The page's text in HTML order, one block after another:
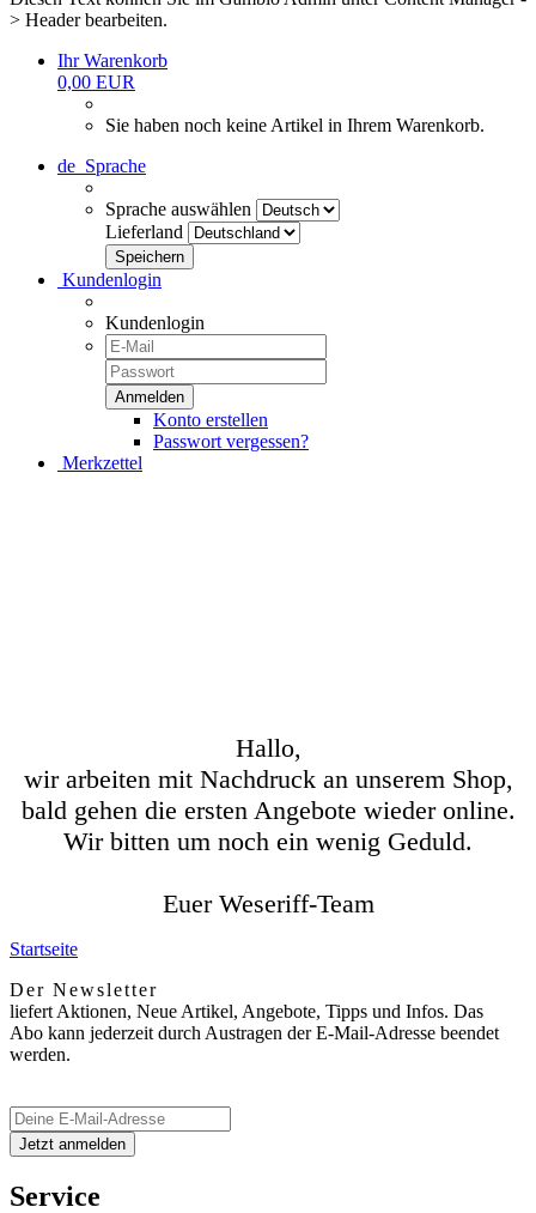
> Header bearbeiten.
Ihr Warenkorb
0,00 EUR
Sie haben noch keine Artikel in Ihrem Warenkorb.
de Sprache
Sprache auswählen
Lieferland
Kundenlogin
Kundenlogin
Konto erstellen
Passwort vergessen?
Merkzettel
Hallo,
wir arbeiten mit Nachdruck an unserem Shop,
bald gehen die ersten Angebote wieder online.
Wir bitten um noch ein wenig Geduld.
Euer Weseriff-Team
Startseite
Der Newsletter
liefert Aktionen, Neue Artikel, Angebote, Tipps und Infos. Das
Abo kann jederzeit durch Austragen der E-Mail-Adresse beendet
werden.
Service